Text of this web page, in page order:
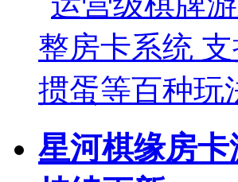
星河棋缘房